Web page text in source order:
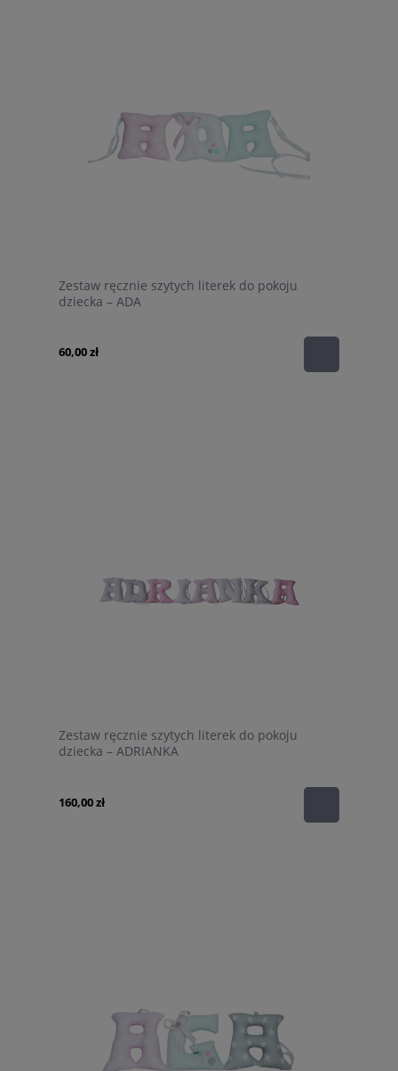
Zestaw ręcznie szytych literek do pokoju
dziecka – ADA
60,00 zł
Zestaw ręcznie szytych literek do pokoju
dziecka – ADRIANKA
160,00 zł